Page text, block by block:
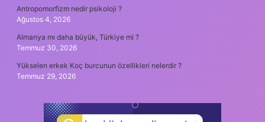
Antropomorfizm nedir psikoloji ?
Ağustos 4, 2026
Almanya mı daha büyük, Türkiye mi ?
Temmuz 30, 2026
Yükselen erkek Koç burcunun özellikleri nelerdir ?
Temmuz 29, 2026